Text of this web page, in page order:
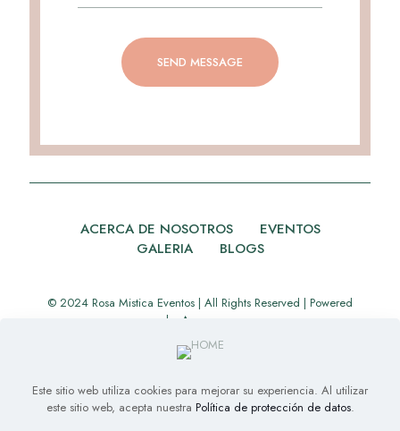
ACERCA DE NOSOTROS
EVENTOS
GALERIA
BLOGS
© 2024 Rosa Mistica Eventos | All Rights Reserved | Powered
by
Appverse
Este sitio web utiliza cookies para mejorar su experiencia. Al utilizar
este sitio web, acepta nuestra Política de protección de datos.